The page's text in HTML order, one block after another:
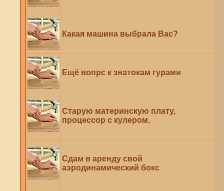
Какая машина выбрала Вас?
Ещё вопрс к знатокам гурами
Старую материнскую плату,
процессор с кулером.
Сдам в аренду свой
аэродинамический бокс